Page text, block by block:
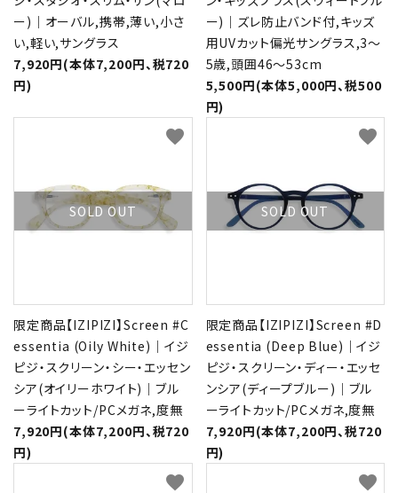
ー)｜オーバル,携帯,薄い,小さ
い,軽い,サングラス
7,920円(本体7,200円、税720
円)
ー)｜ズレ防止バンド付,キッズ
用UVカット偏光サングラス,3～
5歳,頭囲46～53cm
5,500円(本体5,000円、税500
円)
SOLD OUT
限定商品【IZIPIZI】Screen #C
essentia (Oily White)｜イジ
ピジ・スクリーン・シー・エッセン
シア(オイリーホワイト)｜ブル
ーライトカット/PCメガネ,度無
7,920円(本体7,200円、税720
円)
favorite
SOLD OUT
限定商品【IZIPIZI】Screen #D
essentia (Deep Blue)｜イジ
ピジ・スクリーン・ディー・エッセ
ンシア(ディープブルー)｜ブル
ーライトカット/PCメガネ,度無
7,920円(本体7,200円、税720
円)
favorite
favorite favorite